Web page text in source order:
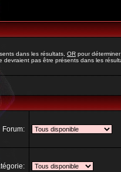
dans les résultats,ORpour
pas être présents dans les
Forum: